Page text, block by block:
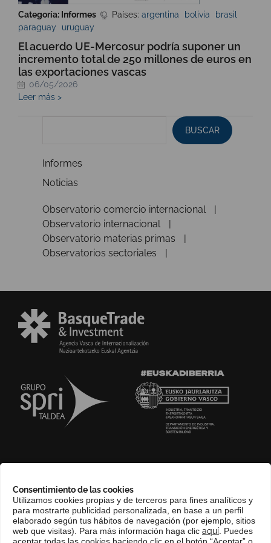
Consentimiento de las cookies
Utilizamos cookies propias y de terceros para fines analíticos y
para mostrarte publicidad personalizada, en base a un perfil
elaborado según tus hábitos de navegación (por ejemplo, sitios
web que visitas). Para más información haga clic aquí . Puedes
Categoría: Informes Países: argentina bolivia
brasil
paraguay
uruguay
El acuerdo UE-Mercosur podría suponer un
incremento total de 250 millones de euros en
las exportaciones vascas
06/05/2026
Leer más >
BUSCAR
Informes
Noticias
Observatorio comercio internacional
Observatorio internacional
Observatorio materias primas
Observatorios sectoriales
COMPLIANCE CHANNEL
CONTACTO
EUSKERA